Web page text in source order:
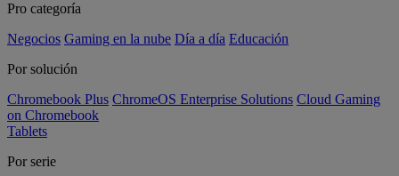
Pro categoría
Negocios Gaming en la nube Día a día Educación
Por solución
Chromebook Plus ChromeOS Enterprise Solutions Cloud Gaming
on Chromebook
Tablets
Por serie